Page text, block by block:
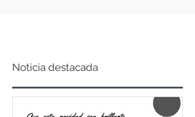
Noticia destacada